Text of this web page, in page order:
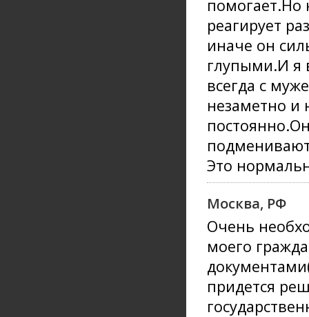
помогает.Но
реагирует
иначе он
глупыми.И я
всегда с
незаметно и
Это
Москва, РФ
Очень
моего
придется